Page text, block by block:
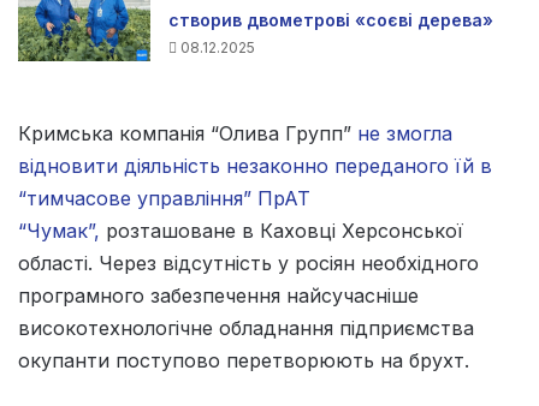
створив двометрові «соєві дерева»
08.12.2025
Кримська компанія “Олива Групп” не змогла
відновити діяльність незаконно переданого їй в
“тимчасове управління” ПрАТ
“Чумак”, розташоване в Каховці Херсонської
області. Через відсутність у росіян необхідного
програмного забезпечення найсучасніше
високотехнологічне обладнання підприємства
окупанти поступово перетворюють на брухт.